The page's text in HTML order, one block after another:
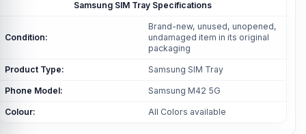
Samsung SIM Tray Specifications
Condition:
Brand-new, unused, unopened,
undamaged item in its original
packaging
Product Type: Samsung SIM Tray
Phone Model: Samsung M42 5G
Colour: All Colors available